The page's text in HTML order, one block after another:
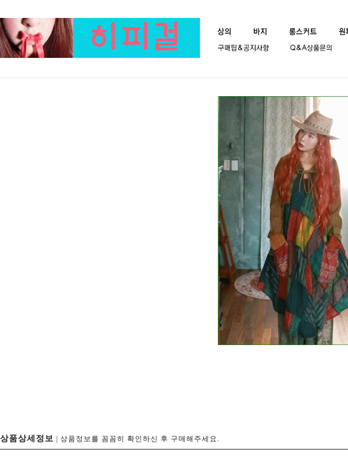
상품상세정보 | 상품정보를 꼼꼼히 확인하신 후 구매해주세요.